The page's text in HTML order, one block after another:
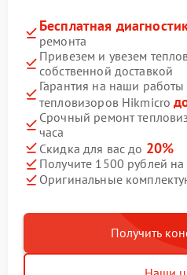
Бесплатная
ремонта
Привезем и увезем
собственной доставкой
Гарантия на наши
тепловизоров Hikmicro
Срочный ремонт
часа
Скидка для вас до 20%
Получите 1500 рублей
Оригинальные
Получить